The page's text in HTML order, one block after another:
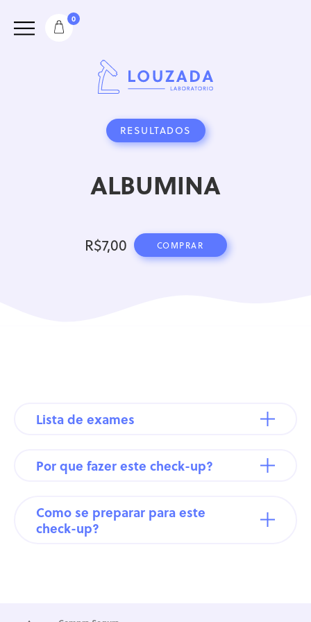
0
RESULTADOS
ALBUMINA
R$7,00 COMPRAR
Lista de exames
Por que fazer este check-up?
Como se preparar para este
check-up?